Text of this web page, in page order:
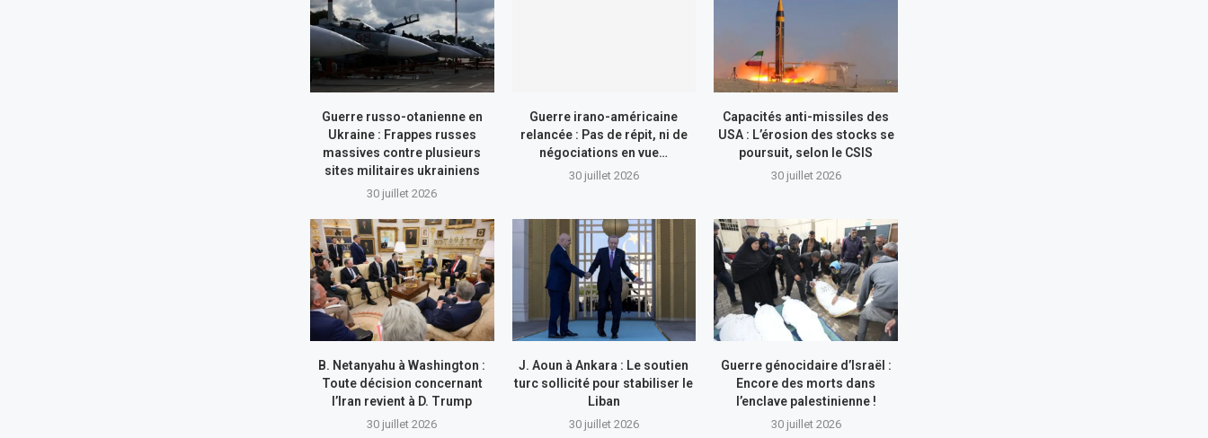
Guerre russo-otanienne en
Ukraine : Frappes russes
massives contre plusieurs
sites militaires ukrainiens
30 juillet 2026
Guerre irano-américaine
relancée : Pas de répit, ni de
négociations en vue…
30 juillet 2026
Capacités anti-missiles des
USA : L’érosion des stocks se
poursuit, selon le CSIS
30 juillet 2026
B. Netanyahu à Washington :
Toute décision concernant
l’Iran revient à D. Trump
30 juillet 2026
J. Aoun à Ankara : Le soutien
turc sollicité pour stabiliser le
Liban
30 juillet 2026
Guerre génocidaire d’Israël :
Encore des morts dans
l’enclave palestinienne !
30 juillet 2026